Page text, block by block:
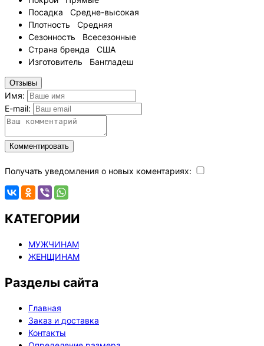
Посадка
Средне-высокая
Плотность
Средняя
Сезонность
Всесезонные
Страна бренда
США
Изготовитель
Бангладеш
Отзывы
Имя:
E-mail:
Комментировать
Получать уведомления о новых коментариях:
КАТЕГОРИИ
МУЖЧИНАМ
ЖЕНЩИНАМ
Разделы сайта
Главная
Заказ и доставка
Контакты